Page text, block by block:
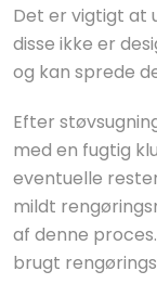
Det er vigtigt at
disse ikke er
og kan sprede
Efter
med en fugtig
eventuelle
mildt
af denne
brugt